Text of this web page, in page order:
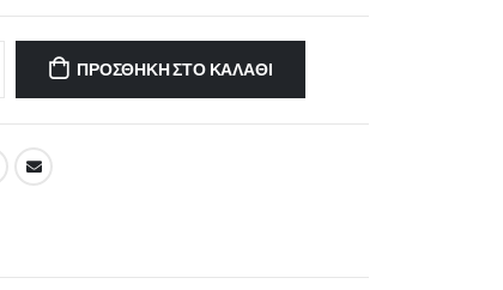
ΠΡΟΣΘΉΚΗ ΣΤΟ ΚΑΛΆΘΙ